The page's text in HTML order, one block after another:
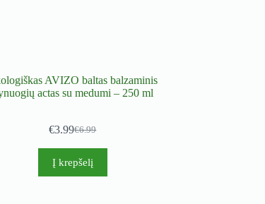
AVIZO baltas balzaminis
actas su medumi – 250 ml
€6.99
Original
price
was:
€3.99Current
price
is:
Į krepšelį